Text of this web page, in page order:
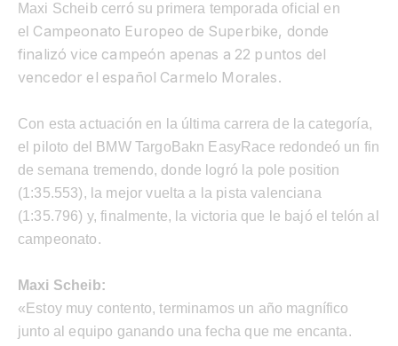
Maxi Scheib cerró su primera temporada oficial en
el Campeonato Europeo de Superbike, donde
finalizó vice campeón apenas a 22 puntos del
vencedor el español Carmelo Morales.
Con esta actuación en la última carrera de la categoría,
el piloto del BMW TargoBakn EasyRace redondeó un fin
de semana tremendo, donde logró la pole position
(1:35.553), la mejor vuelta a la pista valenciana
(1:35.796) y, finalmente, la victoria que le bajó el telón al
campeonato.
Maxi Scheib:
«Estoy muy contento, terminamos un año magnífico
junto al equipo ganando una fecha que me encanta.